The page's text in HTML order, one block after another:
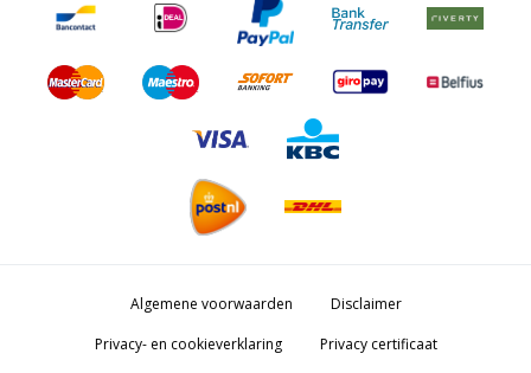
Algemene voorwaarden
Disclaimer
Privacy- en cookieverklaring
Privacy certificaat